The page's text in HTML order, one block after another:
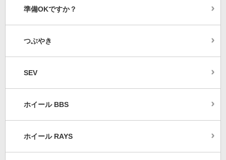
準備OKですか？
つぶやき
SEV
ホイール BBS
ホイール RAYS